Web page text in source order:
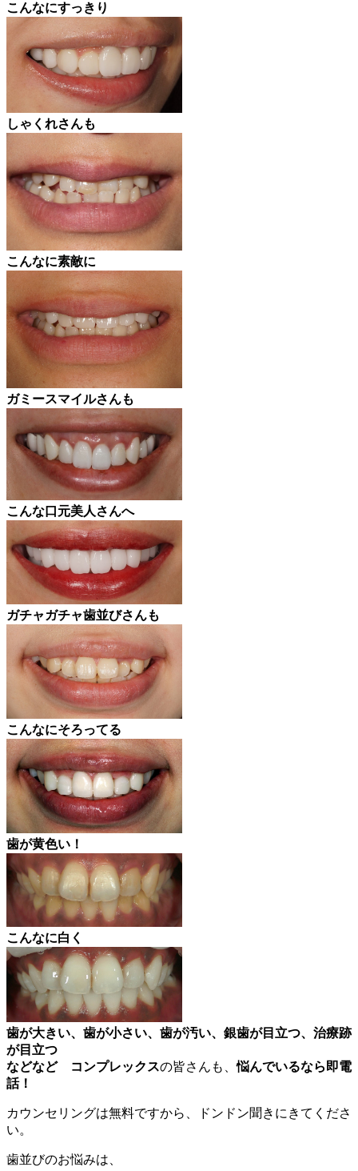
こんなにすっきり
しゃくれさんも
こんなに素敵に
ガミースマイルさんも
こんな口元美人さんへ
ガチャガチャ歯並びさんも
こんなにそろってる
歯が黄色い！
こんなに白く
歯が大きい、歯が小さい、歯が汚い、銀歯が目立つ、治療跡
が目立つ
などなど
コンプレックスの皆さんも、悩んでいるなら即電
話！
カウンセリングは無料ですから、ドンドン聞きにきてくださ
い。
歯並びのお悩みは、